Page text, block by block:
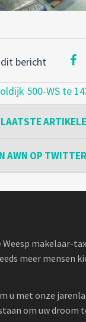
dit bericht
500-WS te
LAATSTE
AWN OP TWITTER
Weesp makelaar-
meer mensen
u met onze
om uw droom